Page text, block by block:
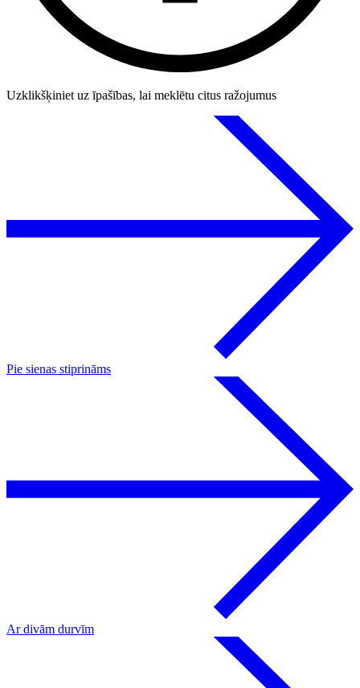
Uzklikšķiniet uz īpašības, lai meklētu citus ražojumus
Pie sienas stiprināms
Ar divām durvīm